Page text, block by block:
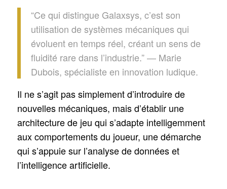
“Ce qui distingue Galaxsys, c’est son
utilisation de systèmes mécaniques qui
évoluent en temps réel, créant un sens de
fluidité rare dans l’industrie.” — Marie
Dubois, spécialiste en innovation ludique.
Il ne s’agit pas simplement d’introduire de
nouvelles mécaniques, mais d’établir une
architecture de jeu qui s’adapte intelligemment
aux comportements du joueur, une démarche
qui s’appuie sur l’analyse de données et
l’intelligence artificielle.